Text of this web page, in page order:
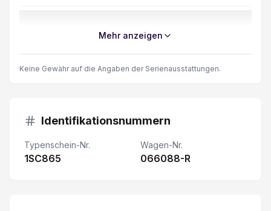
Anschluss USB und AUX
Elektr. Lendenwirbelstütze Fahrersitz
Sitzheizung vorne
Mehr anzeigen
Keine Gewähr auf die Angaben der Serienausstattungen.
Identifikationsnummern
Typenschein-Nr.
1SC865
Wagen-Nr.
066088-R